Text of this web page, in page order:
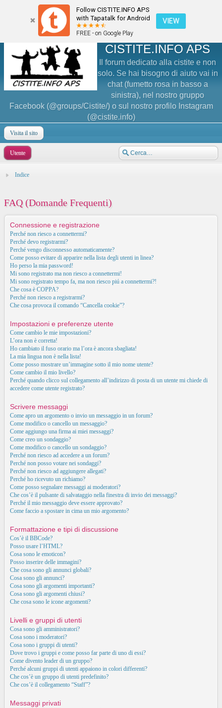
Follow CISTITE.INFO APS
with Tapatalk for Android
FREE - on Google Play
VIEW
CISTITE.INFO APS
Il forum dedicato alla cistite e non
solo. Se hai bisogno di aiuto vai in
chat (fumetto rosa in basso a
sinistra), nel nostro gruppo
Facebook (@groups/Cistite/) o sul nostro profilo Instagram
(@cistite.info)
Visita il sito
Utente
Indice
FAQ (Domande Frequenti)
Connessione e registrazione
Perché non riesco a connettermi?
Perché devo registrarmi?
Perché vengo disconnesso automaticamente?
Come posso evitare di apparire nella lista degli utenti in linea?
Ho perso la mia password!
Mi sono registrato ma non riesco a connettermi!
Mi sono registrato tempo fa, ma non riesco piú a connettermi?!
Che cosa è COPPA?
Perché non riesco a registrarmi?
Che cosa provoca il comando “Cancella cookie”?
Impostazioni e preferenze utente
Come cambio le mie impostazioni?
L’ora non è corretta!
Ho cambiato il fuso orario ma l’ora è ancora sbagliata!
La mia lingua non è nella lista!
Come posso mostrare un’immagine sotto il mio nome utente?
Come cambio il mio livello?
Perché quando clicco sul collegamento all’indirizzo di posta di un utente mi chiede di
accedere come utente registrato?
Scrivere messaggi
Come apro un argomento o invio un messaggio in un forum?
Come modifico o cancello un messaggio?
Come aggiungo una firma ai miei messaggi?
Come creo un sondaggio?
Come modifico o cancello un sondaggio?
Perché non riesco ad accedere a un forum?
Perché non posso votare nei sondaggi?
Perché non riesco ad aggiungere allegati?
Perché ho ricevuto un richiamo?
Come posso segnalare messaggi ai moderatori?
Che cos’è il pulsante di salvataggio nella finestra di invio dei messaggi?
Perché il mio messaggio deve essere approvato?
Come faccio a spostare in cima un mio argomento?
Formattazione e tipi di discussione
Cos’è il BBCode?
Posso usare l’HTML?
Cosa sono le emoticon?
Posso inserire delle immagini?
Che cosa sono gli annunci globali?
Cosa sono gli annunci?
Cosa sono gli argomenti importanti?
Cosa sono gli argomenti chiusi?
Che cosa sono le icone argomenti?
Livelli e gruppi di utenti
Cosa sono gli amministratori?
Cosa sono i moderatori?
Cosa sono i gruppi di utenti?
Dove trovo i gruppi e come posso far parte di uno di essi?
Come divento leader di un gruppo?
Perché alcuni gruppi di utenti appaiono in colori differenti?
Che cos’è un gruppo di utenti predefinito?
Che cos’è il collegamento “Staff”?
Messaggi privati